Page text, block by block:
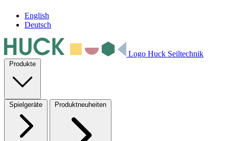
English
Deutsch
Logo Huck Seiltechnik
Produkte
Spielgeräte Produktneuheiten